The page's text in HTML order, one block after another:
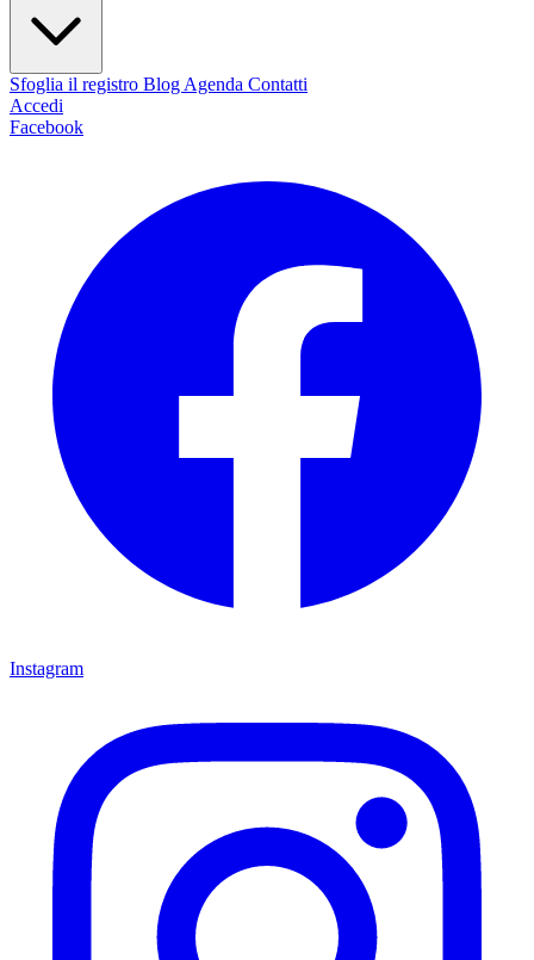
Sfoglia il registro Blog Agenda Contatti
Accedi
Facebook
Instagram